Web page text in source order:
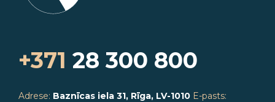
+371 28 300 800
Adrese: Baznīcas iela 31, Rīga, LV-1010 E-pasts: